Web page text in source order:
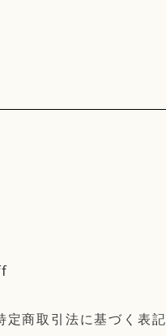
定商取引法に基づく表記